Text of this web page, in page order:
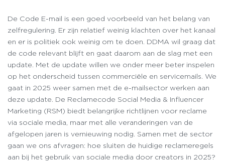
De Code E-mail is een goed voorbeeld van het belang van
zelfregulering. Er zijn relatief weinig klachten over het kanaal
en er is politiek ook weinig om te doen. DDMA wil graag dat
de code relevant blijft en gaat daarom aan de slag met een
update. Met de update willen we onder meer beter inspelen
op het onderscheid tussen commerciële en servicemails. We
gaat in 2025 weer samen met de e-mailsector werken aan
deze update. De Reclamecode Social Media & Influencer
Marketing (RSM) biedt belangrijke richtlijnen voor reclame
via sociale media, maar met alle veranderingen van de
afgelopen jaren is vernieuwing nodig. Samen met de sector
gaan we ons afvragen: hoe sluiten de huidige reclameregels
aan bij het gebruik van sociale media door creators in 2025?